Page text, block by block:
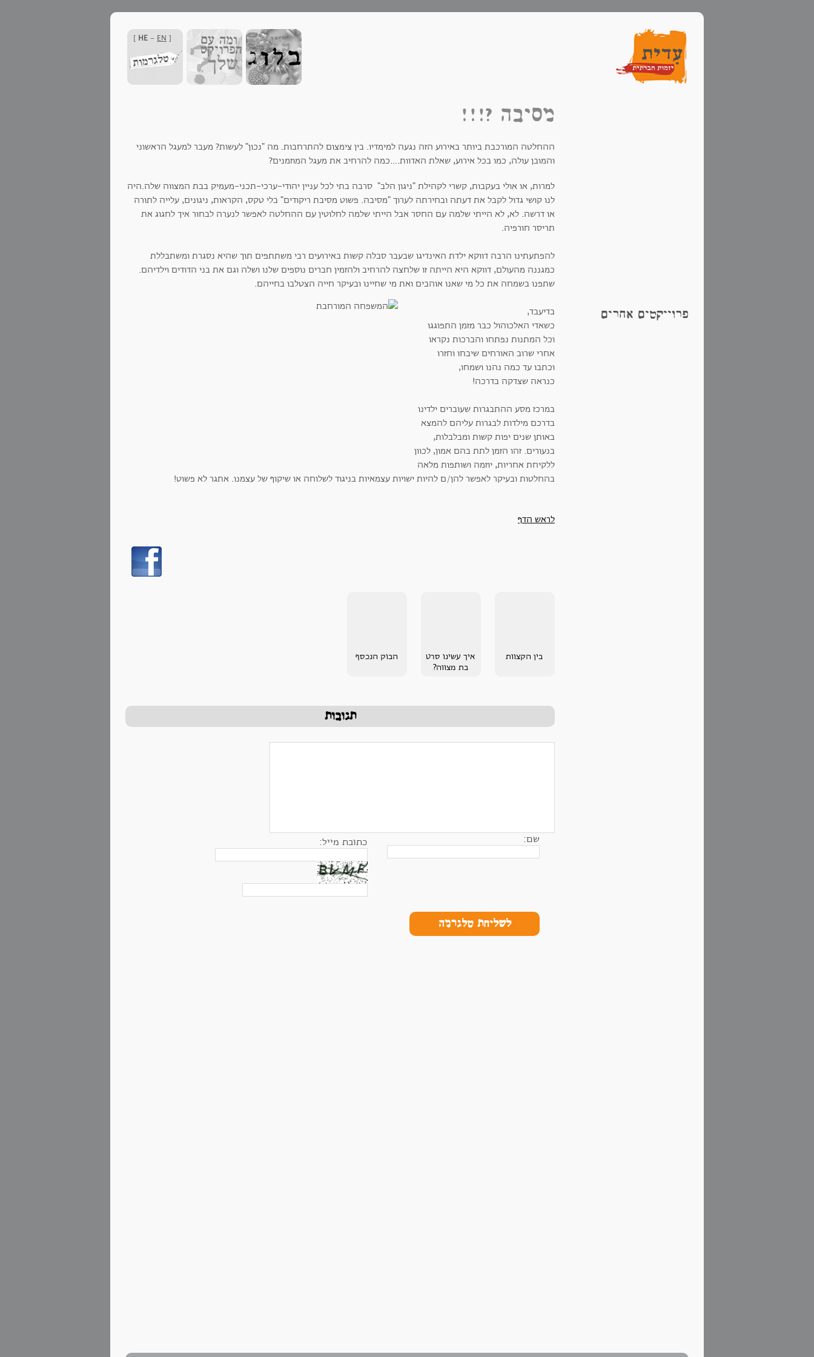
[
HE - EN
]
פרוייקטים אחרים
מסיבה ?!!!
ההחלטה המורכבת ביותר באירוע הזה נגעה למימדיו. בין צימצום להתרחבות. מה "נכון" לעשות? מעבר למעגל הראשוני
והמובן עולה, כמו בכל אירוע, שאלת האדוות....כמה להרחיב את מעגל המוזמנים?
למרות, או אולי בעקבות, קשרי לקהילת "ניגון הלב" סרבה בתי לכל עניין יהודי-ערכי-תכני-מעמיק בבת המצווה שלה.היה
לנו קושי גדול לקבל את דעתה ובחירתה לערוך "מסיבה. פשוט מסיבת ריקודים" בלי טקס, הקראות, ניגונים, עלייה לתורה
או דרשה. לא, לא הייתי שלמה עם החסר אבל הייתי שלמה לחלוטין עם ההחלטה לאפשר לנערה לבחור איך לחגוג את
תריסר חורפיה.
להפתעתינו הרבה דווקא ילדת האינדיגו שבעבר סבלה קשות באירועים רבי משתתפים תוך שהיא נסגרת ומשתבללת
כמגננה מהעולם, דווקא היא הייתה זו שלחצה להרחיב ולהזמין חברים נוספים שלנו ושלה וגם את בני הדודים וילדיהם.
שתפנו בשמחה את כל מי שאנו אוהבים ואת מי שחיינו ובעיקר חייה הצטלבו בחייהם.
בדיעבד,
כשאדי האלכוהול כבר מזמן התפוגגו
וכל המתנות נפתחו והברכות נקראו
אחרי שרוב האורחים שיבחו וחזרו
וכתבו עד כמה נהנו ושמחו,
כנראה שצדקה בדרכה!
במרכז מסע ההתבגרות שעוברים ילדינו
בדרכם מילדות לבגרות עליהם להמצא
באותן שנים יפות קשות ומבלבלות,
בנעורים. זהו הזמן לתת בהם אמון, לכוון
ללקיחת אחריות, יוזמה ושותפות מלאה
בהחלטות ובעיקר לאפשר להן/ם להיות ישויות עצמאיות בניגוד לשלוחה או שיקוף של עצמנו. אתגר לא פשוט!
לראש הדף
בין הקצוות
איך עשינו סרט
בת מצווה?
הבוק הנכסף
תגובות
שם: כתובת מייל:
לשליחת טלגרמה